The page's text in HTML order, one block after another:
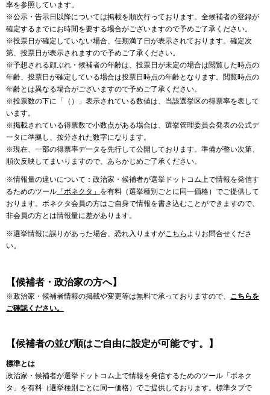
率を参照しています。
※公示・告示日以降については掲載を順次行っております。全候補者の登録が
確定するまでにお時間を要する場合がございますので予めご了承ください。
※投票日が確定していない場合、任期満了日が表示されております。確定次
第、投票日が表示されますので予めご了承ください。
※予想される顔ぶれ・候補者の年齢は、投票日が未定の場合は閲覧した時点の
年齢、投票日が確定している場合は投票日時点の年齢となります。閲覧時点の
年齢とは異なる場合がございますので予めご了承ください。
※投票数の下に「（）」表示されている数値は、当該選挙区の得票率を表して
います。
※掲載されている得票数で小数点がある場合は、選挙管理委員会発表の公式デ
ータに準拠し、按分された数字になります。
※現在、一部の得票率データを先行して公開しております。準備が整い次第、
順次反映してまいりますので、あらかじめご了承ください。
※情報量の違いについて：政治家・候補者が選挙ドットコム上で情報を発信す
るためのツール 「ボネクタ」 を有料（選挙種別ごとに同一価格）でご提供して
おります。ボネクタ会員の方はご自身で情報を書き込むことができますので、
非会員の方とは情報量に差があります。
※選挙情報に誤りがあった場合、恐れ入りますがこちら よりお問合せくださ
い。
【候補者・政治家の方へ】
※政治家・候補者情報の掲載や変更等は無料で承っておりますので、 こちらを
ご確認ください。
【候補者の並び順はご自由に設定が可能です。】
標準とは
政治家・候補者が選挙ドットコム上で情報を発信するためのツール「ボネク
タ」を有料（選挙種別ごとに同一価格）でご提供しております。標準タブで